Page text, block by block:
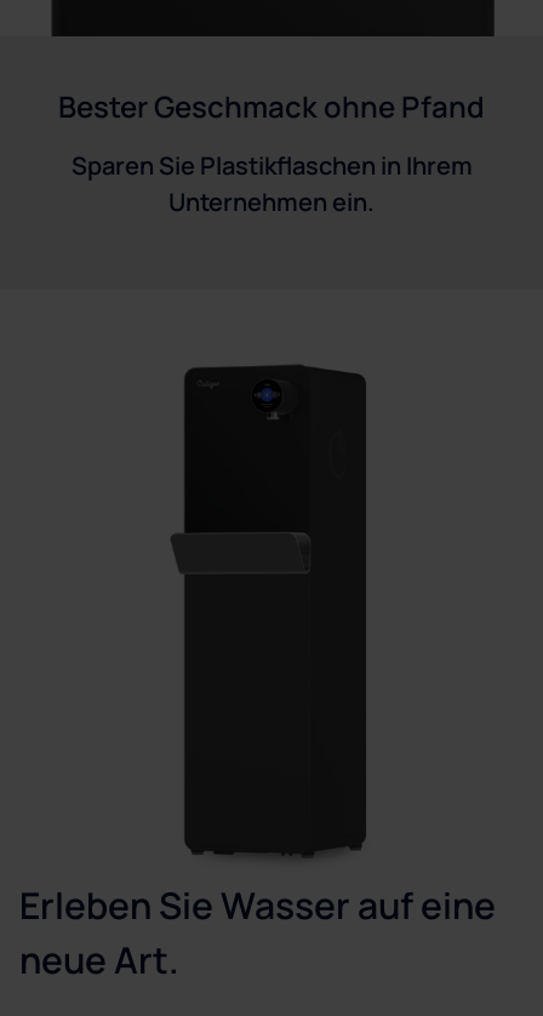
Bester Geschmack ohne Pfand
Sparen Sie Plastikflaschen in Ihrem
Unternehmen ein.
Erleben Sie Wasser auf eine
neue Art.